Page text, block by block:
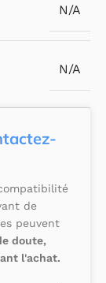
N/A
N/A
de
peuvent
doute,
l'achat.